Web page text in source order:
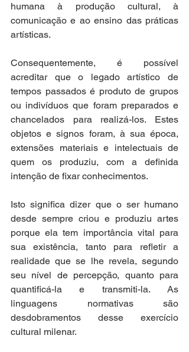
humana à produção cultural, à
comunicação e ao ensino das práticas
artísticas.
Consequentemente, é possível
acreditar que o legado artístico de
tempos passados é produto de grupos
ou indivíduos que foram preparados e
chancelados para realizá-los. Estes
objetos e signos foram, à sua época,
extensões materiais e intelectuais de
quem os produziu, com a definida
intenção de fixar conhecimentos.
Isto significa dizer que o ser humano
desde sempre criou e produziu artes
porque ela tem importância vital para
sua existência, tanto para refletir a
realidade que se lhe revela, segundo
seu nível de percepção, quanto para
quantificá-la e transmiti-la. As
linguagens normativas são
desdobramentos desse exercício
cultural milenar.